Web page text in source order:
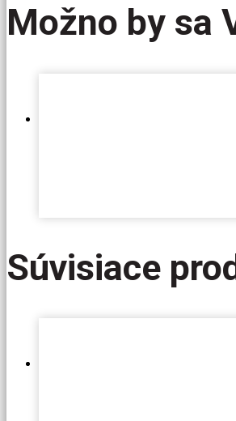
Možno by sa
Súvisiace